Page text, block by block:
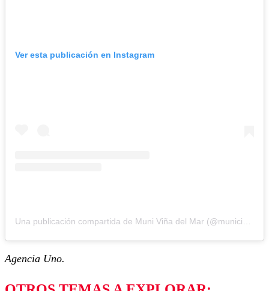
Ver esta publicación en Instagram
Una publicación compartida de Muni Viña del Mar (@municipiovina)
Agencia Uno.